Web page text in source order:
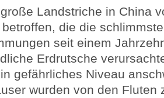
Landstriche in China
die die
seit einem
Erdrutsche
gefährliches Niveau
wurden von den Fluten